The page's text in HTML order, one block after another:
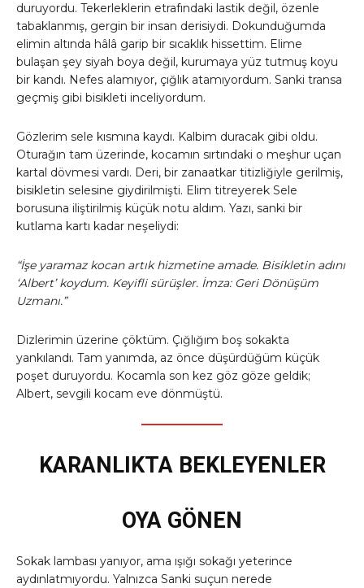
duruyordu. Tekerleklerin etrafındaki lastik değil, özenle
tabaklanmış, gergin bir insan derisiydi. Dokunduğumda
elimin altında hâlâ garip bir sıcaklık hissettim. Elime
bulaşan şey siyah boya değil, kurumaya yüz tutmuş koyu
bir kandı. Nefes alamıyor, çığlık atamıyordum. Sanki transa
geçmiş gibi bisikleti inceliyordum.
​Gözlerim sele kısmına kaydı. Kalbim duracak gibi oldu.
Oturağın tam üzerinde, kocamın sırtındaki o meşhur uçan
kartal dövmesi vardı. Deri, bir zanaatkar titizliğiyle gerilmiş,
bisikletin selesine giydirilmişti. Elim titreyerek Sele
borusuna iliştirilmiş küçük notu aldım. Yazı, sanki bir
kutlama kartı kadar neşeliydi:
“İşe yaramaz kocan artık hizmetine amade. Bisikletin adını
‘Albert’ koydum. Keyifli sürüşler. İmza: Geri Dönüşüm
Uzmanı.”
Dizlerimin üzerine çöktüm. Çığlığım boş sokakta
yankılandı. Tam yanımda, az önce düşürdüğüm küçük
poşet duruyordu. Kocamla son kez göz göze geldik;
Albert, sevgili kocam eve dönmüştü.
KARANLIKTA BEKLEYENLER
OYA GÖNEN
Sokak lambası yanıyor, ama ışığı sokağı yeterince
aydınlatmıyordu. Yalnızca Sanki suçun nerede